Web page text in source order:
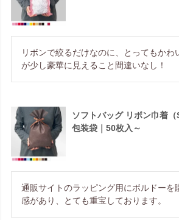
リボンで絞るだけなのに、とってもかわ
が少し豪華に見えること間違いなし！
ソフトバッグ リボン巾着
包装袋｜50枚入～
通販サイトのラッピング用にボルドーを
感があり、とても重宝しております。